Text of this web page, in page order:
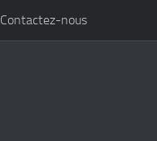
Contactez-nous